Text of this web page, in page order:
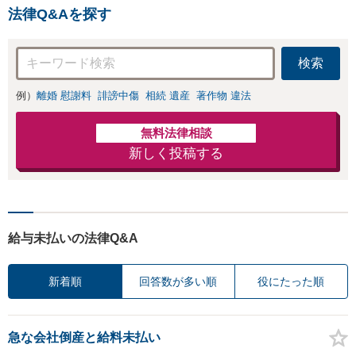
法律Q&Aを探す
検索
例） 離婚 慰謝料 誹謗中傷 相続 遺産 著作物 違法
無料法律相談
新しく投稿する
給与未払いの法律Q&A
新着順 回答数が多い順 役にたった順
急な会社倒産と給料未払い